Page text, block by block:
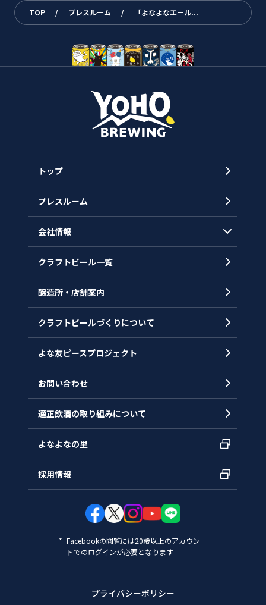
TOP / プレスルーム / 「よなよなエール...
トップ
プレスルーム
会社情報
会社概要
沿革
クラフトビール一覧
醸造所・店舗案内
クラフトビールづくりについて
よな友ピースプロジェクト
お問い合わせ
適正飲酒の取り組みについて
よなよなの里
採用情報
Facebookの閲覧には20歳以上のアカウン
トでのログインが必要となります
プライバシーポリシー